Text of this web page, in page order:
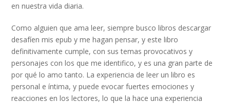
en nuestra vida diaria.
Como alguien que ama leer, siempre busco libros descargar
desafíen mis epub y me hagan pensar, y este libro
definitivamente cumple, con sus temas provocativos y
personajes con los que me identifico, y es una gran parte de
por qué lo amo tanto. La experiencia de leer un libro es
personal e íntima, y puede evocar fuertes emociones y
reacciones en los lectores, lo que la hace una experiencia